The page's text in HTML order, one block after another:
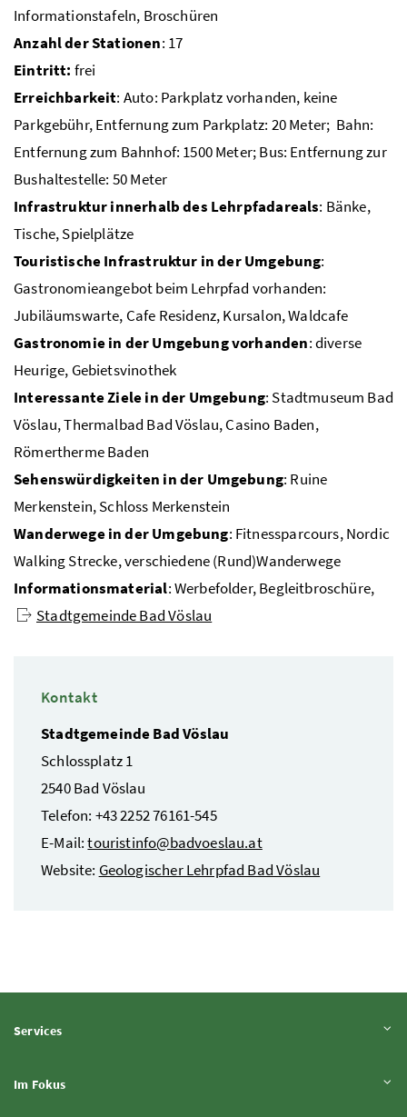
Informationstafeln, Broschüren
Anzahl der Stationen: 17
Eintritt: frei
Erreichbarkeit: Auto: Parkplatz vorhanden, keine
Parkgebühr, Entfernung zum Parkplatz: 20 Meter; Bahn:
Entfernung zum Bahnhof: 1500 Meter; Bus: Entfernung zur
Bushaltestelle: 50 Meter
Infrastruktur innerhalb des Lehrpfadareals: Bänke,
Tische, Spielplätze
Touristische Infrastruktur in der Umgebung:
Gastronomieangebot beim Lehrpfad vorhanden:
Jubiläumswarte, Cafe Residenz, Kursalon, Waldcafe
Gastronomie in der Umgebung vorhanden: diverse
Heurige, Gebietsvinothek
Interessante Ziele in der Umgebung: Stadtmuseum Bad
Vöslau, Thermalbad Bad Vöslau, Casino Baden,
Römertherme Baden
Sehenswürdigkeiten in der Umgebung: Ruine
Merkenstein, Schloss Merkenstein
Wanderwege in der Umgebung: Fitnessparcours, Nordic
Walking Strecke, verschiedene (Rund)Wanderwege
Informationsmaterial: Werbefolder, Begleitbroschüre,
Stadtgemeinde Bad Vöslau
Kontakt
Stadtgemeinde Bad Vöslau
Schlossplatz 1
2540 Bad Vöslau
Telefon: +43 2252 76161-545
E-Mail:touristinfo@badvoeslau.at
Website: Geologischer Lehrpfad Bad Vöslau
ServicesInhalt aufklappen
Im FokusInhalt aufklappen